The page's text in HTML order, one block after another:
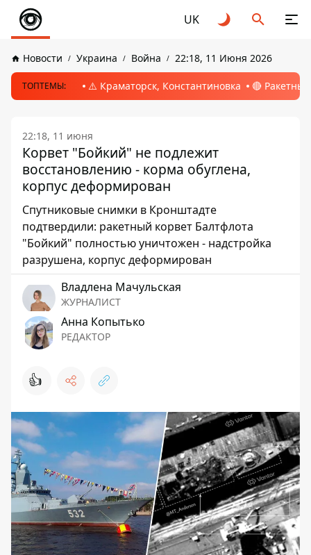
UK
Новости Украина Война 22:18, 11 Июня 2026
ТОПТЕМЫ: ⚠️ Краматорск, Константиновка 🔴
22:18, 11 июня
Корвет "Бойкий" не подлежит
восстановлению - корма обуглена,
корпус деформирован
Спутниковые снимки в Кронштадте
подтвердили: ракетный корвет Балтфлота
"Бойкий" полностью уничтожен - надстройка
разрушена, корпус деформирован
Владлена Мачульская
ЖУРНАЛИСТ
Анна Копытько
РЕДАКТОР
👍